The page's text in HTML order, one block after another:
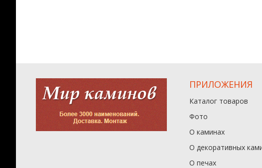
ПРИЛОЖЕНИЯ
Каталог товаров
Фото
О каминах
О декоративных
О печах